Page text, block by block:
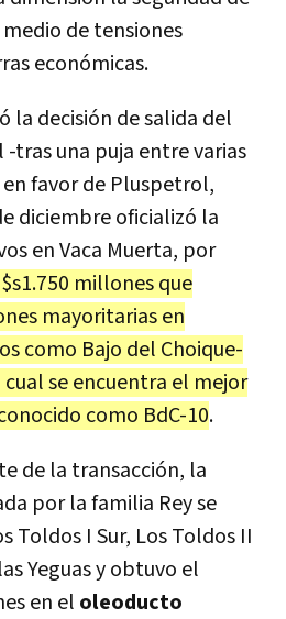
de tensiones
económicas.
la decisión de salida del
-tras una puja entre varias
favor de Pluspetrol,
diciembre oficializó la
en Vaca Muerta, por
millones que
mayoritarias en
como Bajo del Choique-
se encuentra el mejor
como BdC-10.
de la transacción, la
por la familia Rey se
Toldos I Sur, Los Toldos II
Yeguas y obtuvo el
en el oleoducto